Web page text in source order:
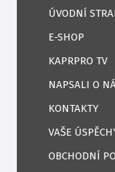
ÚVODNÍ
E-SHOP
KAPRPRO TV
NAPSALI O
KONTAKTY
VAŠE
OBCHODNÍ